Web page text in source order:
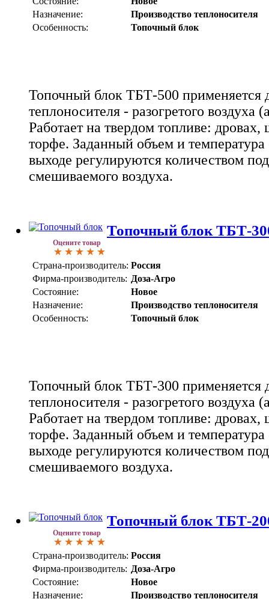
Назначение:
Производство теплоносителя
Особенность:
Топочный блок
Топочный блок ТБТ-500 применяется
теплоносителя - разогретого воздуха
Работает на твердом топливе:
торфе. Заданный объем и температура
выходе регулируются количеством
смешиваемого воздуха.
Оцените товар
Топочный блок ТБТ-
Страна-производитель: Россия
Фирма-производитель: Доза-Агро
Состояние:
Новое
Назначение:
Производство теплоносителя
Особенность:
Топочный блок
Топочный блок ТБТ-300 применяется
теплоносителя - разогретого воздуха
Работает на твердом топливе:
торфе. Заданный объем и температура
выходе регулируются количеством
смешиваемого воздуха.
Оцените товар
Топочный блок ТБТ-
Страна-производитель: Россия
Фирма-производитель: Доза-Агро
Состояние:
Новое
Назначение:
Производство теплоносителя